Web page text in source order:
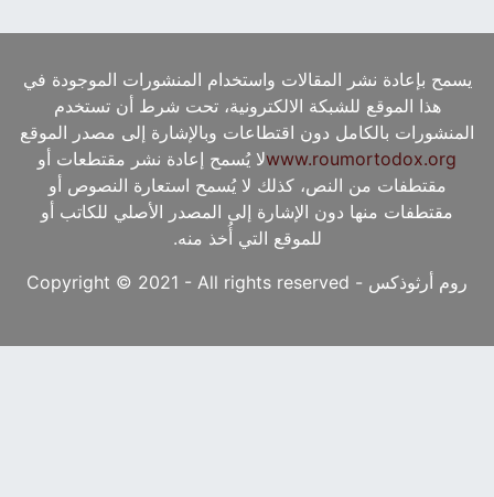
يسمح بإعادة نشر المقالات واستخدام المنشورات الموجودة في
هذا الموقع للشبكة الالكترونية، تحت شرط أن تستخدم
المنشورات بالكامل دون اقتطاعات وبالإشارة إلى مصدر الموقع
www.roumortodox.orgلا يُسمح إعادة نشر مقتطعات أو
مقتطفات من النص، كذلك لا يُسمح استعارة النصوص أو
مقتطفات منها دون الإشارة إلى المصدر الأصلي للكاتب أو
للموقع التي أُخذ منه.
روم أرثوذكس - Copyright © 2021 - All rights reserved